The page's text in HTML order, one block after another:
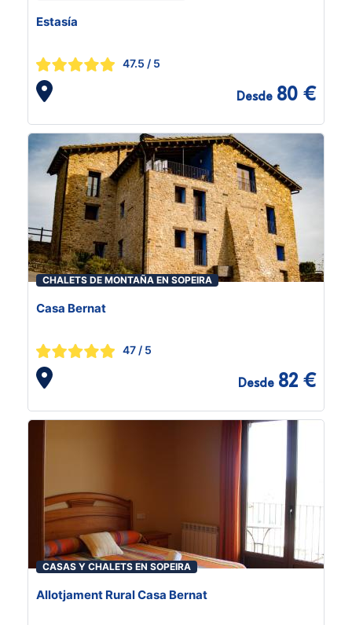
Estasía
47.5 / 5
Desde 80 €
CHALETS DE MONTAÑA EN SOPEIRA
Casa Bernat
47 / 5
Desde 82 €
CASAS Y CHALETS EN SOPEIRA
Allotjament Rural Casa Bernat